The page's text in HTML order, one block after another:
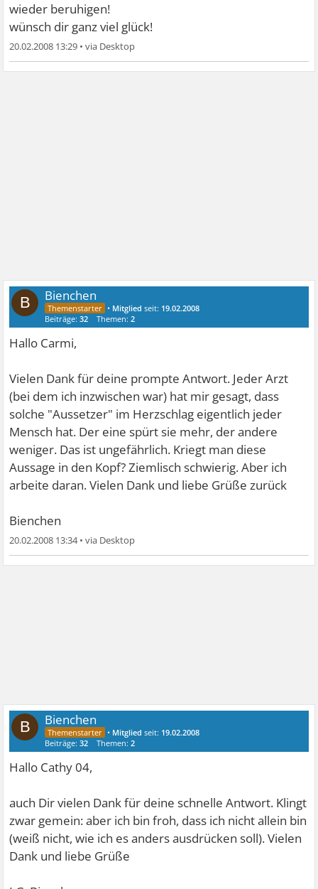
wieder beruhigen!
wünsch dir ganz viel glück!
20.02.2008 13:29 •
B Bienchen
• Mitglied seit: 19.02.2008
Beiträge:32 Themen:2
Hallo Carmi,
Vielen Dank für deine prompte Antwort. Jeder Arzt
(bei dem ich inzwischen war) hat mir gesagt, dass
solche "Aussetzer" im Herzschlag eigentlich jeder
Mensch hat. Der eine spürt sie mehr, der andere
weniger. Das ist ungefährlich. Kriegt man diese
Aussage in den Kopf? Ziemlisch schwierig. Aber ich
arbeite daran. Vielen Dank und liebe Grüße zurück
Bienchen
20.02.2008 13:34•
B Bienchen
• Mitglied seit: 19.02.2008
Beiträge:32 Themen:2
Hallo Cathy 04,
auch Dir vielen Dank für deine schnelle Antwort. Klingt
zwar gemein: aber ich bin froh, dass ich nicht allein bin
(weiß nicht, wie ich es anders ausdrücken soll). Vielen
Dank und liebe Grüße